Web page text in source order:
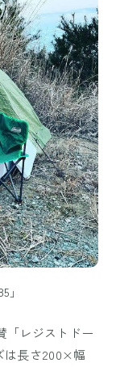
「レジストドー
は長さ200×幅